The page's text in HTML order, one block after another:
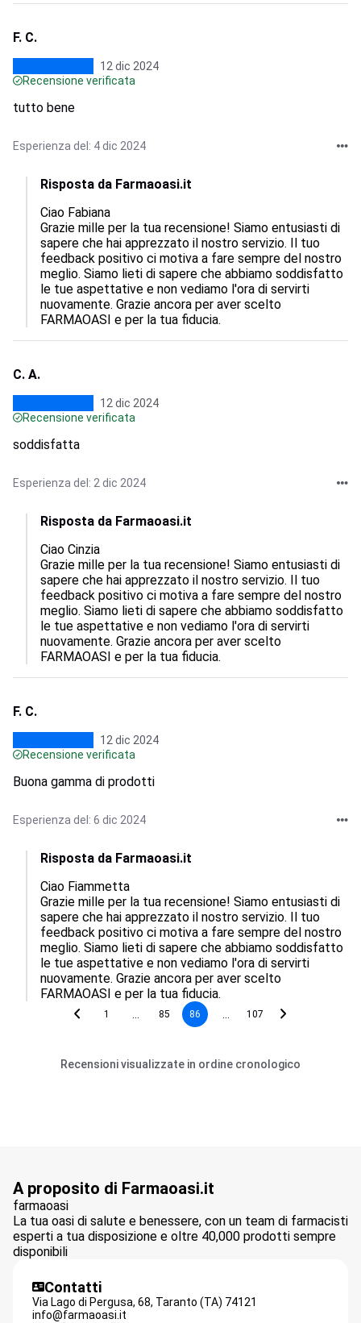
F. C.
12 dic 2024
Recensione verificata
tutto bene
Esperienza del: 4 dic 2024
Risposta da Farmaoasi.it
Ciao Fabiana
Grazie mille per la tua recensione! Siamo entusiasti di
sapere che hai apprezzato il nostro servizio. Il tuo
feedback positivo ci motiva a fare sempre del nostro
meglio. Siamo lieti di sapere che abbiamo soddisfatto
le tue aspettative e non vediamo l'ora di servirti
nuovamente. Grazie ancora per aver scelto
FARMAOASI e per la tua fiducia.
C. A.
12 dic 2024
Recensione verificata
soddisfatta
Esperienza del: 2 dic 2024
Risposta da Farmaoasi.it
Ciao Cinzia
Grazie mille per la tua recensione! Siamo entusiasti di
sapere che hai apprezzato il nostro servizio. Il tuo
feedback positivo ci motiva a fare sempre del nostro
meglio. Siamo lieti di sapere che abbiamo soddisfatto
le tue aspettative e non vediamo l'ora di servirti
nuovamente. Grazie ancora per aver scelto
FARMAOASI e per la tua fiducia.
F. C.
12 dic 2024
Recensione verificata
Buona gamma di prodotti
Esperienza del: 6 dic 2024
Risposta da Farmaoasi.it
Ciao Fiammetta
Grazie mille per la tua recensione! Siamo entusiasti di
sapere che hai apprezzato il nostro servizio. Il tuo
feedback positivo ci motiva a fare sempre del nostro
meglio. Siamo lieti di sapere che abbiamo soddisfatto
le tue aspettative e non vediamo l'ora di servirti
nuovamente. Grazie ancora per aver scelto
FARMAOASI e per la tua fiducia.
1 85 86 107
Recensioni visualizzate in ordine cronologico
A proposito di Farmaoasi.it
farmaoasi
La tua oasi di salute e benessere, con un team di farmacisti
esperti a tua disposizione e oltre 40,000 prodotti sempre
disponibili
Contatti
Via Lago di Pergusa, 68, Taranto (TA) 74121
info@farmaoasi.it